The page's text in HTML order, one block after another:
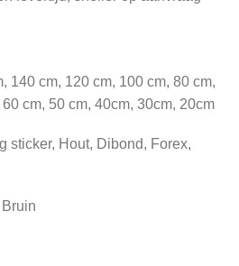
140 cm, 120 cm, 100 cm, 80 cm,
cm, 50 cm, 40cm, 30cm, 20cm
sticker, Hout, Dibond, Forex,